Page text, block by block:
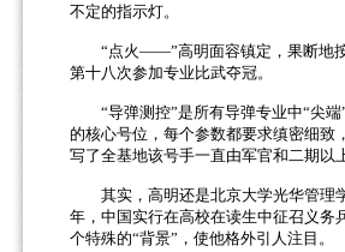
不定的指示灯。
“点火——”高明面容镇定，果断地
第十八次参加专业比武夺冠。
“导弹测控”是所有导弹专业中“尖端
的核心号位，每个参数都要求缜密细致
写了全基地该号手一直由军官和二期以
其实，高明还是北京大学光华管理
年，中国实行在高校在读生中征召义务
个特殊的“背景” ，使他格外引人注目。